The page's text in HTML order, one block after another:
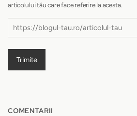
articolului tău care face referire la acesta.
Trimite
COMENTARII